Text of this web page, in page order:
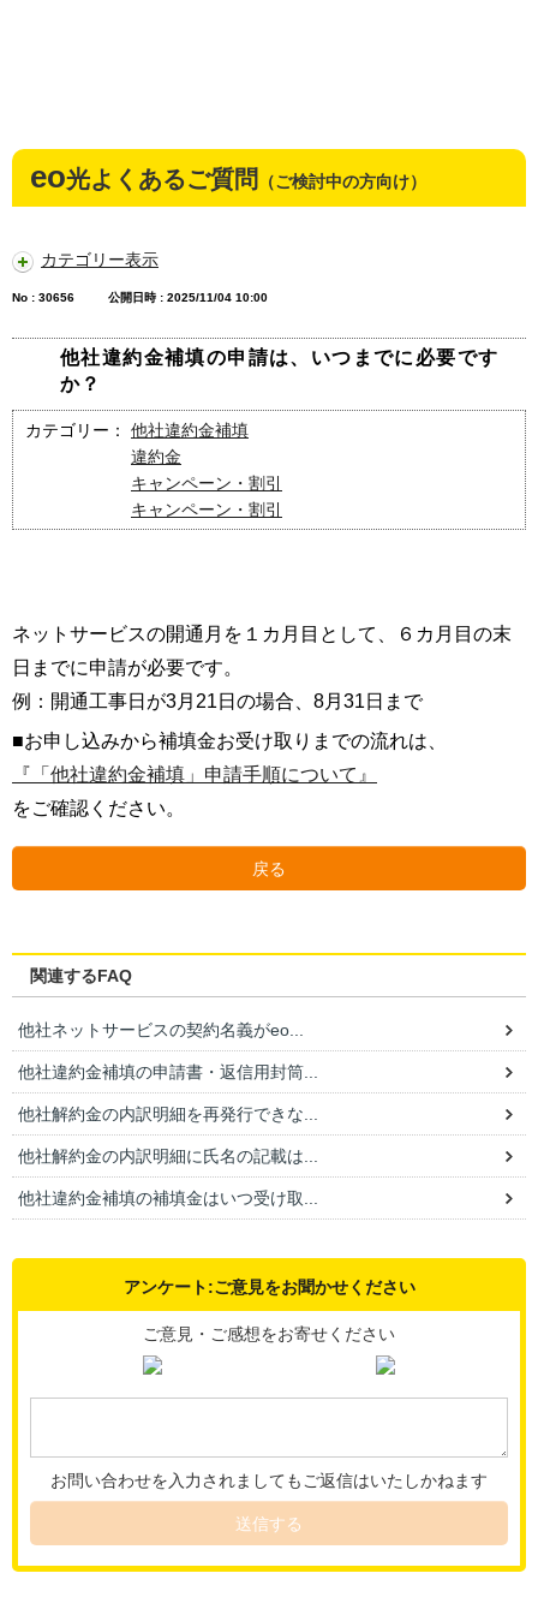
eo光よくあるご質問 （ご検討中の方向け）
カテゴリー表示
No : 30656 公開日時 : 2025/11/04 10:00
他社違約金補填の申請は、いつまでに必要です
か？
カテゴリー：
他社違約金補填
違約金
キャンペーン・割引
キャンペーン・割引
ネットサービスの開通月を１カ月目として、６カ月目の末
日までに申請が必要です。
例：開通工事日が3月21日の場合、8月31日まで
■お申し込みから補填金お受け取りまでの流れは、
『「他社違約金補填」申請手順について』
をご確認ください。
戻る
関連するFAQ
他社ネットサービスの契約名義がeo...
他社違約金補填の申請書・返信用封筒...
他社解約金の内訳明細を再発行できな...
他社解約金の内訳明細に氏名の記載は...
他社違約金補填の補填金はいつ受け取...
アンケート:ご意見をお聞かせください
ご意見・ご感想をお寄せください
お問い合わせを入力されましてもご返信はいたしかねます
送信する